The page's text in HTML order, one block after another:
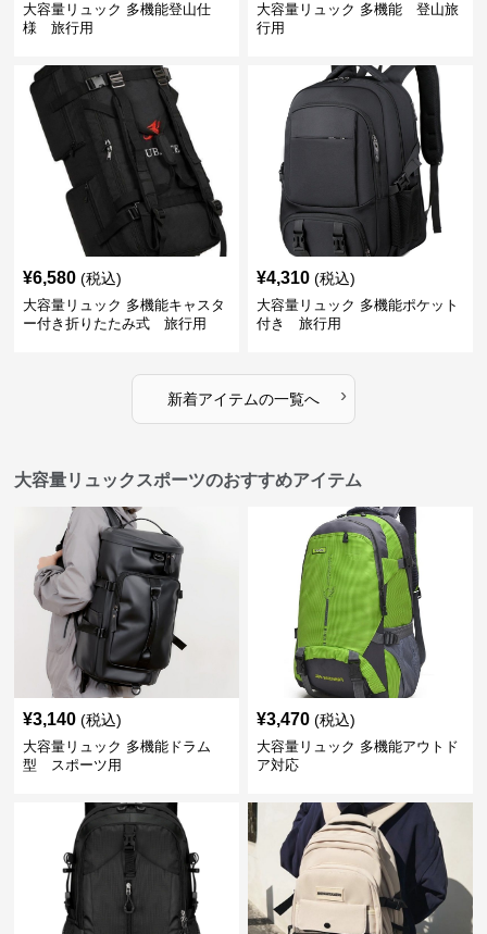
大容量リュック 多機能登山仕
様 旅行用
大容量リュック 多機能 登山旅
行用
¥6,580 (税込)
大容量リュック 多機能キャスタ
ー付き折りたたみ式 旅行用
¥4,310 (税込)
大容量リュック 多機能ポケット
付き 旅行用
新着アイテムの一覧へ ›
大容量リュックスポーツのおすすめアイテム
¥3,140 (税込)
大容量リュック 多機能ドラム
型 スポーツ用
¥3,470 (税込)
大容量リュック 多機能アウトド
ア対応